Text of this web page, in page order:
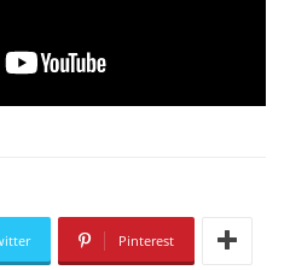
Pinterest